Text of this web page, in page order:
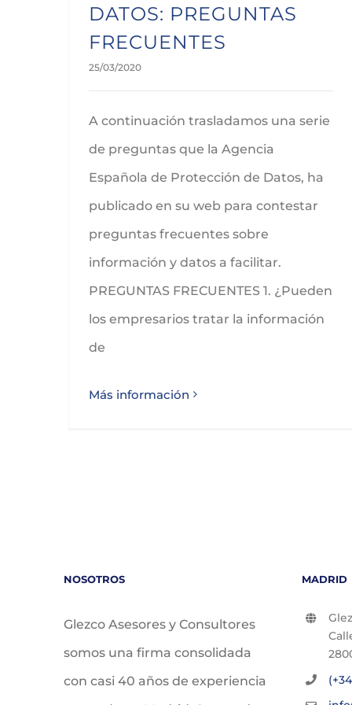
DATOS: PREGUNTAS
FRECUENTES
25/03/2020
A continuación trasladamos una serie
de preguntas que la Agencia
Española de Protección de Datos, ha
publicado en su web para contestar
preguntas frecuentes sobre
información y datos a facilitar.
PREGUNTAS FRECUENTES 1. ¿Pueden
los empresarios tratar la información
de
Más información
NOSOTROS
Glezco Asesores y Consultores
somos una firma consolidada
con casi 40 años de experiencia
MADRID